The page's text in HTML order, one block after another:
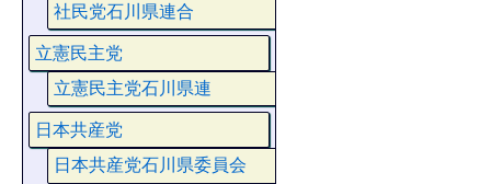
社民党石川県連合
立憲民主党
立憲民主党石川県連
日本共産党
日本共産党石川県委員会